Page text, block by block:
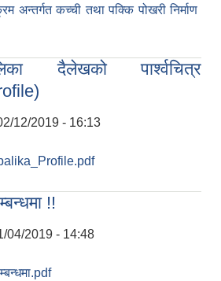
अन्तर्गत कच्ची तथा पक्कि पोखरी निर्माण
सम्बन्धि सूचना !!
दैलेखको पार्श्वचित्र
12/2019 - 16:13
Profile)
!!
04/2019 - 14:48